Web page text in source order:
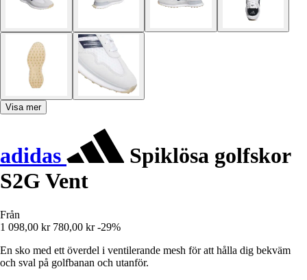
Visa mer
adidas
Spiklösa golfskor
S2G Vent
Från
1 098,00 kr 780,00 kr -29%
En sko med ett överdel i ventilerande mesh för att hålla dig bekväm
och sval på golfbanan och utanför.